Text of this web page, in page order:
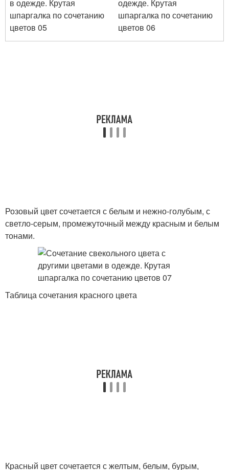
Розовый цвет сочетается с белым и нежно-голубым, с
светло-серым, промежуточный между красным и белым
тонами.
Таблица сочетания красного цвета
Красный цвет сочетается с желтым, белым, бурым,